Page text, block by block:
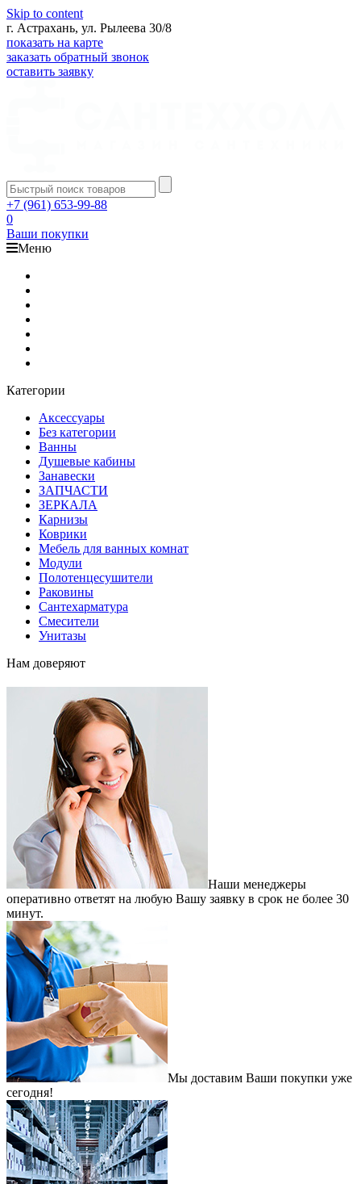
Skip to content
г. Астрахань, ул. Рылеева 30/8
показать на карте
заказать обратный звонок
оставить заявку
+7 (961) 653-99-88
0
Ваши покупки
Меню
Категории
Аксессуары
Без категории
Ванны
Душевые кабины
Занавески
ЗАПЧАСТИ
ЗЕРКАЛА
Карнизы
Коврики
Мебель для ванных комнат
Модули
Полотенцесушители
Раковины
Сантехарматура
Смесители
Унитазы
Нам доверяют
Наши менеджеры
оперативно ответят на любую Вашу заявку в срок не более 30
минут.
Мы доставим Ваши покупки уже
сегодня!